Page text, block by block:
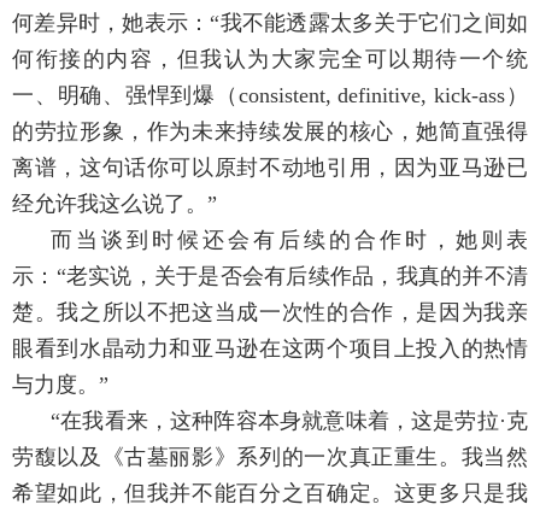
何差异时，她表示：“我不能透露太多关于它们之间如
何衔接的内容，但我认为大家完全可以期待一个统
一、明确、强悍到爆（consistent, definitive, kick-ass）
的劳拉形象，作为未来持续发展的核心，她简直强得
离谱，这句话你可以原封不动地引用，因为亚马逊已
经允许我这么说了。”
而当谈到时候还会有后续的合作时，她则表
示：“老实说，关于是否会有后续作品，我真的并不清
楚。我之所以不把这当成一次性的合作，是因为我亲
眼看到水晶动力和亚马逊在这两个项目上投入的热情
与力度。”
“在我看来，这种阵容本身就意味着，这是劳拉·克
劳馥以及《古墓丽影》系列的一次真正重生。我当然
希望如此，但我并不能百分之百确定。这更多只是我